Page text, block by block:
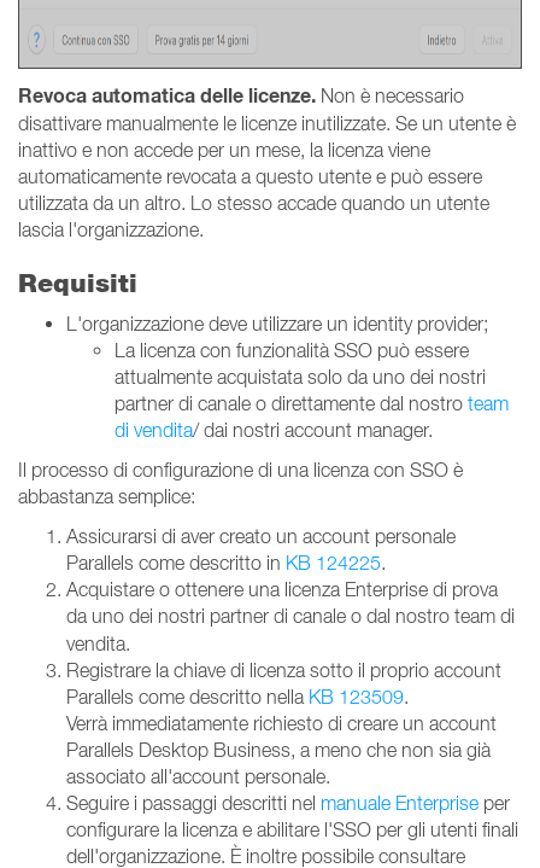
Revoca automatica delle licenze. Non è necessario
disattivare manualmente le licenze inutilizzate. Se un utente è
inattivo e non accede per un mese, la licenza viene
automaticamente revocata a questo utente e può essere
utilizzata da un altro. Lo stesso accade quando un utente
lascia l'organizzazione.
Requisiti
L'organizzazione deve utilizzare un identity provider;
La licenza con funzionalità SSO può essere
attualmente acquistata solo da uno dei nostri
partner di canale o direttamente dal nostro team
di vendita/ dai nostri account manager.
Il processo di configurazione di una licenza con SSO è
abbastanza semplice:
Assicurarsi di aver creato un account personale
Parallels come descritto in KB 124225.
Acquistare o ottenere una licenza Enterprise di prova
da uno dei nostri partner di canale o dal nostro team di
vendita.
Registrare la chiave di licenza sotto il proprio account
Parallels come descritto nella KB 123509.
Verrà immediatamente richiesto di creare un account
Parallels Desktop Business, a meno che non sia già
associato all'account personale.
Seguire i passaggi descritti nel manuale Enterprise per
configurare la licenza e abilitare l'SSO per gli utenti finali
dell'organizzazione. È inoltre possibile consultare